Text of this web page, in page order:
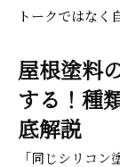
トークではなく
屋根塗料
する！種
底解説
「同じシリコ